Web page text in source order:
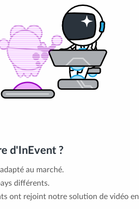
d'InEvent ?
au marché.
différents.
ont rejoint notre solution de vidéo en